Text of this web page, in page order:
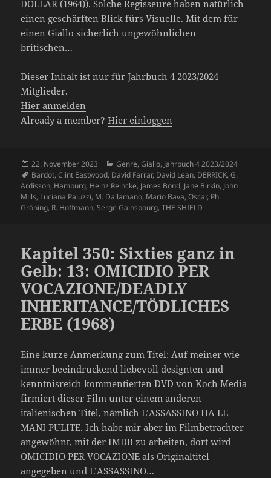
DOLLAR (1964)). Solche Regisseure haben natürlich
einen geschärften Blick fürs Visuelle. Mit dem für
einen Giallo sicherlich ungewöhnlichen
britischen…
Dieser Inhalt ist nur für Jahrbuch 4 2023/2024
Mitglieder.
Hier anmelden
Already a member?Hier einloggen
Veröffentlicht
am
22. November 2023 Kategorien
Genre,Giallo, Jahrbuch 4 2023/2024
Schlagwörter
Bardot,Clint Eastwood, David Farrar, David Lean, DERRICK,G.
Ardisson, Hamburg, Heinz Reincke, James Bond, Jane Birkin, John
Mills, Luciana Paluzzi, M. Dallamano, Mario Bava,Oscar, Ph.
Gröning, R. Hoffmann,Serge Gainsbourg,THE SHIELD
Kapitel 350: Sixties ganz in
Gelb: 13: OMICIDIO PER
VOCAZIONE/DEADLY
INHERITANCE/TÖDLICHES
ERBE (1968)
Eine kurze Anmerkung zum Titel: Auf meiner wie
immer beeindruckend liebevoll designten und
kenntnisreich kommentierten DVD von Koch Media
firmiert dieser Film unter einem anderen
italienischen Titel, nämlich L’ASSASSINO HA LE
MANI PULITE. Ich habe mir aber im Filmbetrachter
angewöhnt, mit der IMDB zu arbeiten, dort wird
OMICIDIO PER VOCAZIONE als Originaltitel
angegeben und L’ASSASSINO…